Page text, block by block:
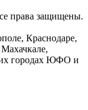
права защищены.
Краснодаре,
городах ЮФО и